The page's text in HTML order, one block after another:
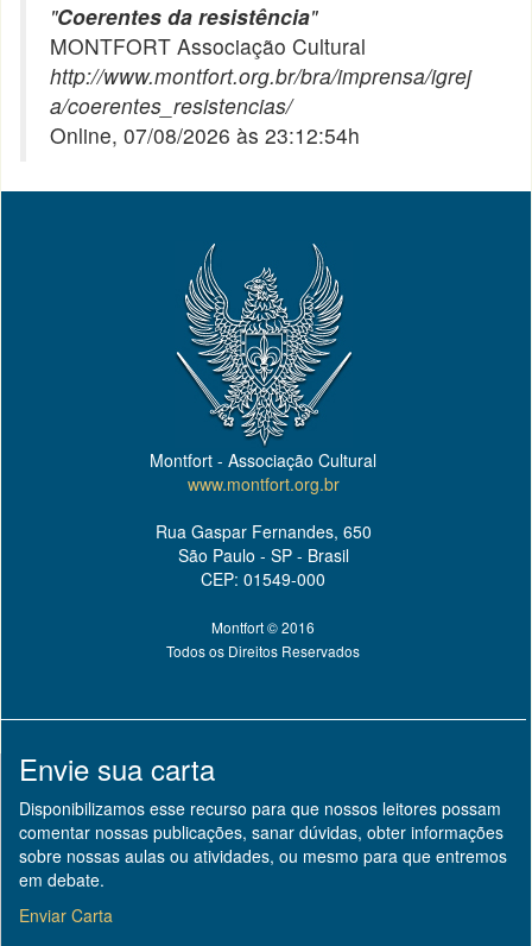
"Coerentes da resistência"
MONTFORT Associação Cultural
http://www.montfort.org.br/bra/imprensa/igrej
a/coerentes_resistencias/
Online, 07/08/2026 às 23:12:54h
Montfort - Associação Cultural
www.montfort.org.br
Rua Gaspar Fernandes, 650
São Paulo - SP - Brasil
CEP: 01549-000
Montfort © 2016
Todos os Direitos Reservados
Envie sua carta
Disponibilizamos esse recurso para que nossos leitores possam
comentar nossas publicações, sanar dúvidas, obter informações
sobre nossas aulas ou atividades, ou mesmo para que entremos
em debate.
Enviar Carta